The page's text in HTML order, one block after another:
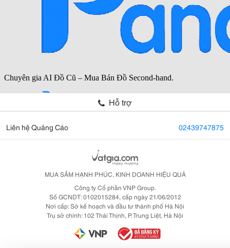
Hỗ trợ
Liên hệ Quảng Cáo 02439747875
MUA SẮM HẠNH PHÚC, KINH DOANH HIỆU QUẢ
Công ty Cổ phần VNP Group.
Số GCNDT: 0102015284, cấp ngày 21/06/2012
Nơi cấp: Sở kế hoạch và đầu tư thành phố Hà Nội
Trụ sở chính: 102 Thái Thịnh, P. Trung Liệt, Hà Nội